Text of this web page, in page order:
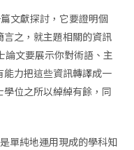
文獻探討，它要證明個
之，就主題相關的資訊
文要展示你對術語、主
力把這些資訊轉譯成一
位之所以綽綽有餘，同
單純地運用現成的學科知